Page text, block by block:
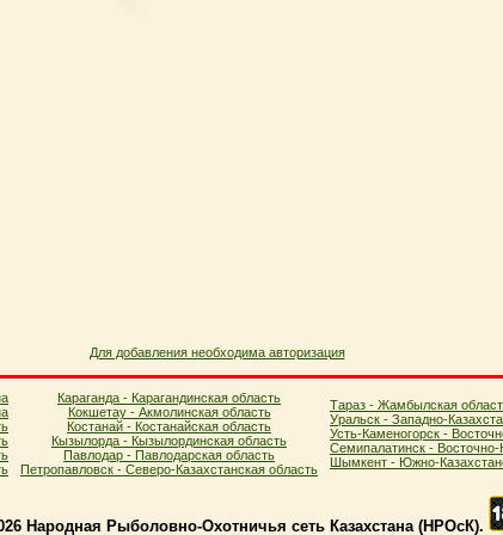
Для добавления необходима авторизация
Караганда - Карагандинская область
Кокшетау - Акмолинская область
Костанай - Костанайская область
Кызылорда - Кызылординская область
Павлодар - Павлодарская область
Петропавловск - Северо-Казахстанская область
Тараз - Жамбылская
Уральск - Западно-
Усть-Каменогорск -
Семипалатинск - Восточно-
Шымкент - Южно-
Народная Рыболовно-Охотничья сеть Казахстана (НPOcК).